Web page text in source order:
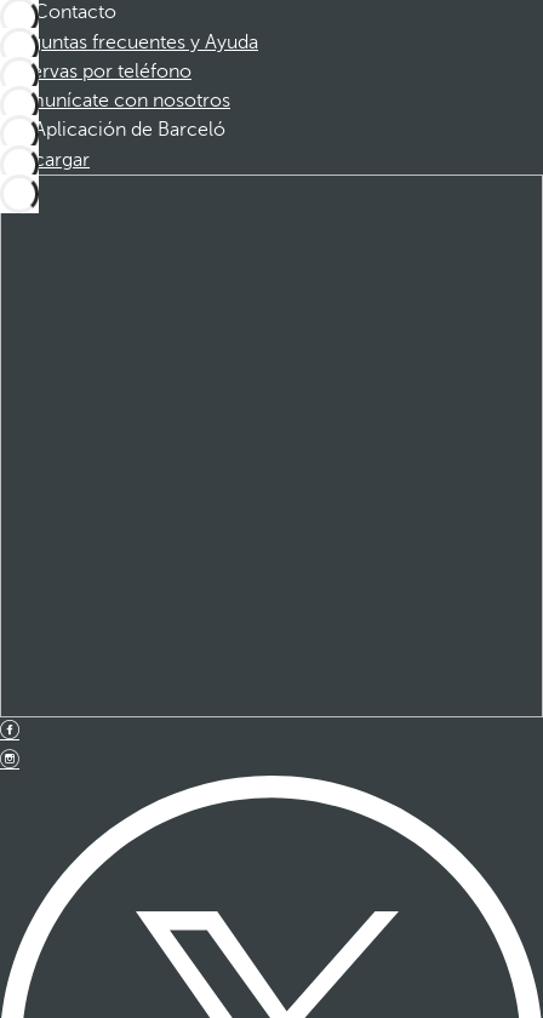
Contacto
Preguntas frecuentes y Ayuda
Reservas por teléfono
Comunícate con nosotros
Aplicación de Barceló
Descargar